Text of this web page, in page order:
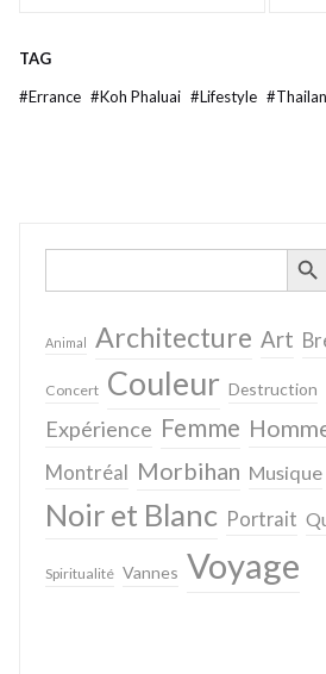
TAG
#Errance #Koh Phaluai #Lifestyle #
Search
SEARCH
Animal Architecture Art
Concert Couleur Destruction
Expérience Femme
Montréal Morbihan Musique
Noir et Blanc Portrait
Spiritualité Vannes Voyage